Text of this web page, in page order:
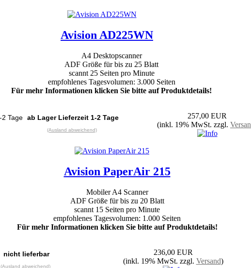
Avision AD225WN
A4 Desktopscanner
ADF Größe für bis zu 25 Blatt
scannt 25 Seiten pro Minute
empfohlenes Tagesvolumen: 3.000 Seiten
Für mehr Informationen klicken Sie bitte auf Produktdetails!
ab Lager Lieferzeit 1-2 Tage
(Ausland abweichend)
257,00 EUR
(inkl. 19% MwSt. zzgl.
Avision PaperAir 215
Mobiler A4 Scanner
ADF Größe für bis zu 20 Blatt
scannt 15 Seiten pro Minute
empfohlenes Tagesvolumen: 1.000 Seiten
Für mehr Informationen klicken Sie bitte auf Produktdetails!
nicht lieferbar
(Ausland abweichend)
236,00 EUR
(inkl. 19% MwSt. zzgl. Versand)